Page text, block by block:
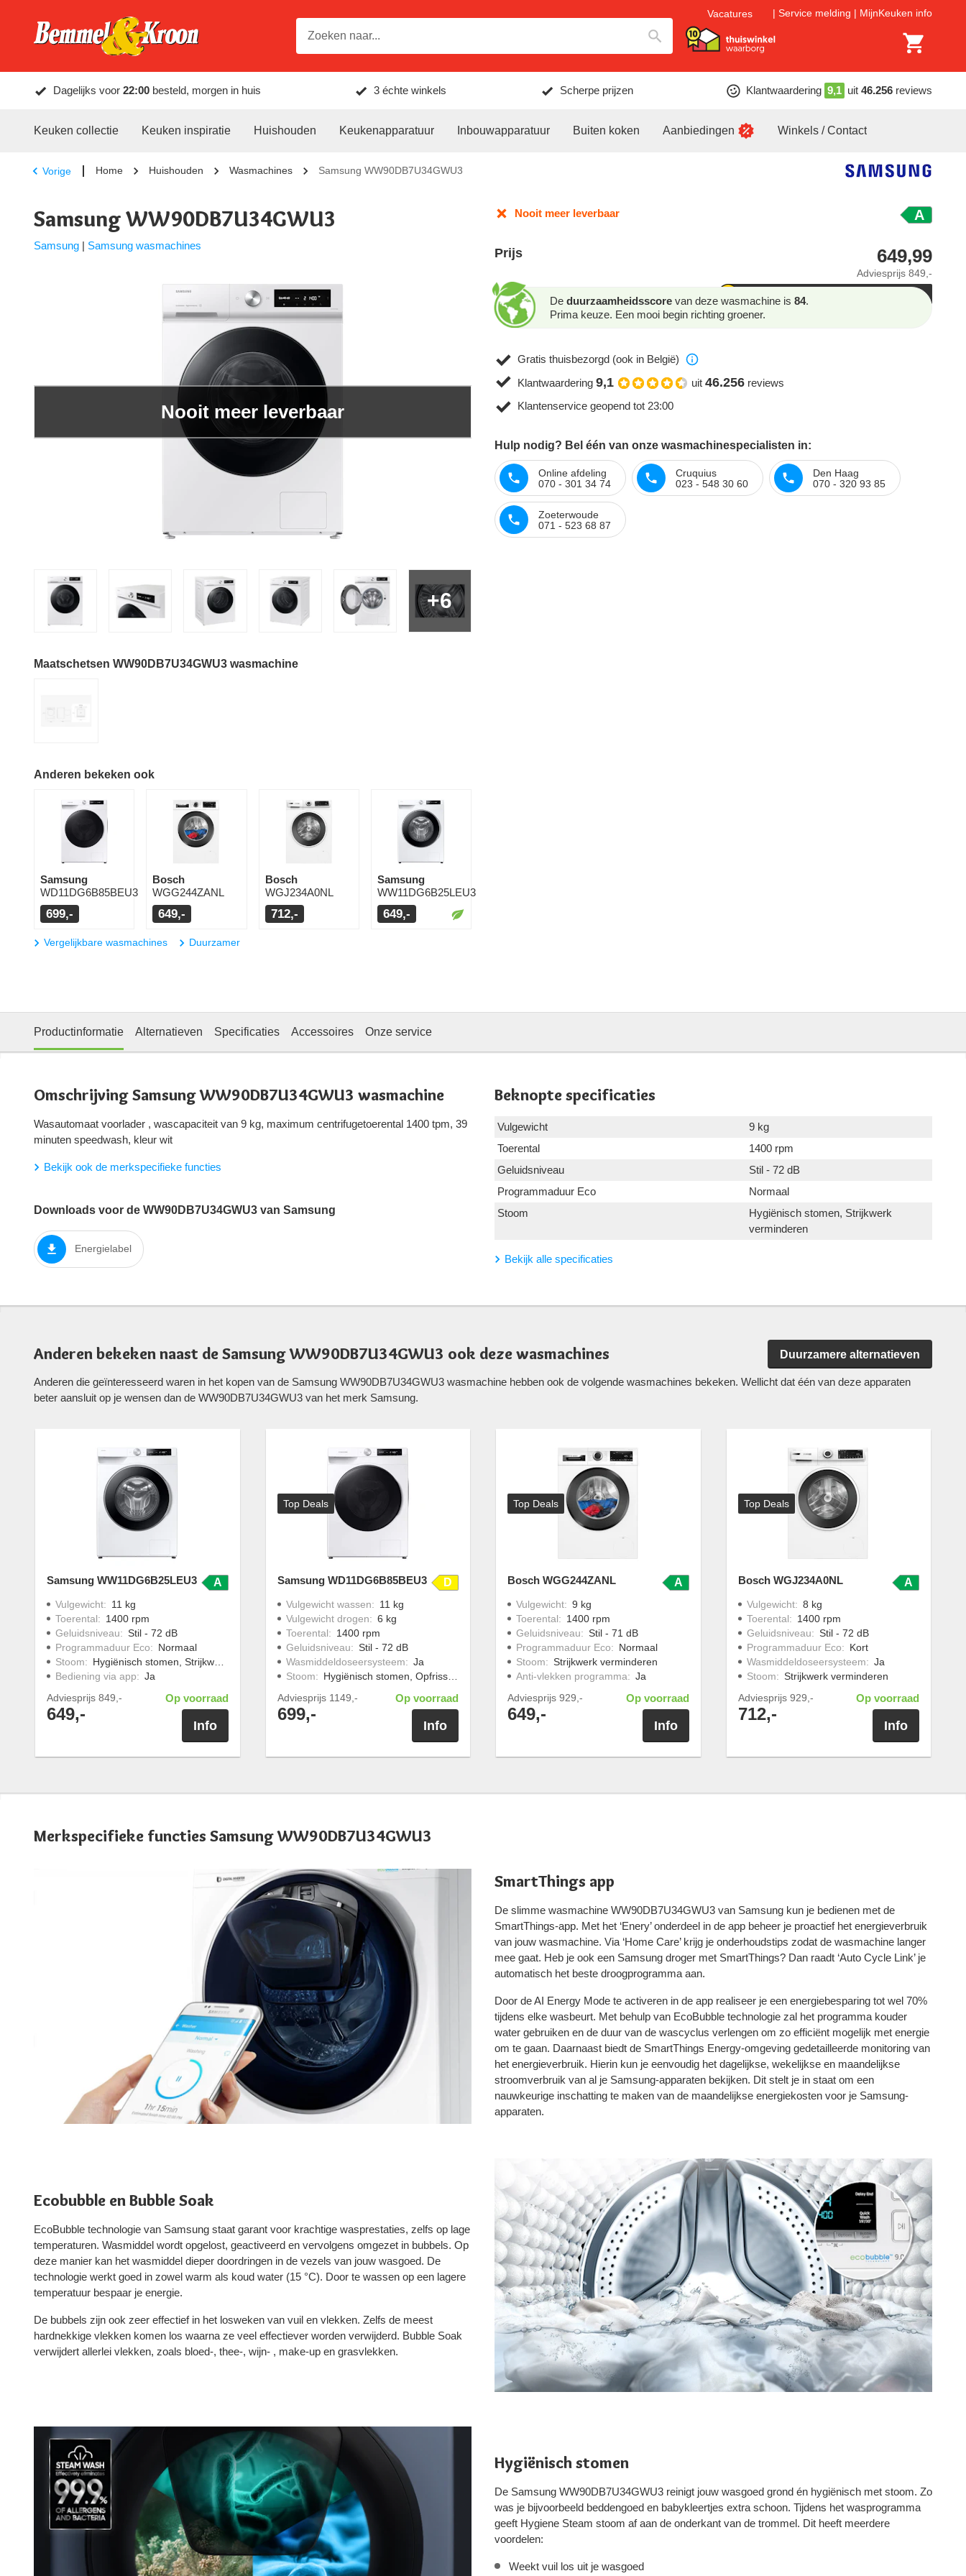
Vacatures Service melding MijnKeuken info
Dagelijks voor 22:00 besteld, morgen in huis 3 échte winkels Scherpe prijzen Klantwaardering 9,1 uit 46.256 reviews
Keuken collectie Keuken inspiratie Huishouden Keukenapparatuur Inbouwapparatuur Buiten koken Aanbiedingen Winkels / Contact
Vorige Home Huishouden Wasmachines Samsung WW90DB7U34GWU3
Samsung WW90DB7U34GWU3
Samsung | Samsung wasmachines
+6
Nooit meer leverbaar
Maatschetsen WW90DB7U34GWU3 wasmachine
Anderen bekeken ook
Samsung
WD11DG6B85BEU3
699,-
Bosch
WGG244ZANL
649,-
Bosch
WGJ234A0NL
712,-
Samsung
WW11DG6B25LEU3
649,-
Vergelijkbare wasmachines Duurzamer
Nooit meer leverbaar A
Prijs
Adviesprijs 849,-
649,99
De duurzaamheidsscore van deze wasmachine is 84.
Prima keuze. Een mooi begin richting groener.
Gratis thuisbezorgd (ook in België)
Klantwaardering 9,1 uit 46.256 reviews
Klantenservice geopend tot 23:00
Hulp nodig? Bel één van onze wasmachinespecialisten in:
Online afdeling
070 - 301 34 74
Cruquius
023 - 548 30 60
Den Haag
070 - 320 93 85
Zoeterwoude
071 - 523 68 87
Productinformatie Alternatieven Specificaties Accessoires Onze service
Omschrijving Samsung WW90DB7U34GWU3 wasmachine
Wasautomaat voorlader , wascapaciteit van 9 kg, maximum centrifugetoerental 1400 tpm, 39
minuten speedwash, kleur wit
Bekijk ook de merkspecifieke functies
Downloads voor de WW90DB7U34GWU3 van Samsung
Energielabel
Beknopte specificaties
Vulgewicht
9 kg
Toerental
1400 rpm
Geluidsniveau
Stil - 72 dB
Programmaduur Eco
Normaal
Stoom
Hygiënisch stomen, Strijkwerk
verminderen
Bekijk alle specificaties
Anderen bekeken naast de Samsung WW90DB7U34GWU3 ook deze wasmachines Duurzamere alternatieven
Anderen die geïnteresseerd waren in het kopen van de Samsung WW90DB7U34GWU3 wasmachine hebben ook de volgende wasmachines bekeken. Wellicht dat één van deze apparaten
beter aansluit op je wensen dan de WW90DB7U34GWU3 van het merk Samsung.
Samsung WW11DG6B25LEU3 A
Vulgewicht: 11 kg
Toerental: 1400 rpm
Geluidsniveau: Stil - 72 dB
Programmaduur Eco: Normaal
Stoom: Hygiënisch stomen, Strijkwerk verminderen
Bediening via app: Ja
Adviesprijs 849,-
649,-
Op voorraad
Info
Top Deals
Samsung WD11DG6B85BEU3 D
Vulgewicht wassen: 11 kg
Vulgewicht drogen: 6 kg
Toerental: 1400 rpm
Geluidsniveau: Stil - 72 dB
Wasmiddeldoseersysteem: Ja
Stoom: Hygiënisch stomen, Opfrissen met stoom, Strijkwerk verminderen
Adviesprijs 1149,-
699,-
Op voorraad
Info
Top Deals
Bosch WGG244ZANL A
Vulgewicht: 9 kg
Toerental: 1400 rpm
Geluidsniveau: Stil - 71 dB
Programmaduur Eco: Normaal
Stoom: Strijkwerk verminderen
Anti-vlekken programma: Ja
Adviesprijs 929,-
649,-
Op voorraad
Info
Top Deals
Bosch WGJ234A0NL A
Vulgewicht: 8 kg
Toerental: 1400 rpm
Geluidsniveau: Stil - 72 dB
Programmaduur Eco: Kort
Wasmiddeldoseersysteem: Ja
Stoom: Strijkwerk verminderen
Adviesprijs 929,-
712,-
Op voorraad
Info
Merkspecifieke functies Samsung WW90DB7U34GWU3
SmartThings app
De slimme wasmachine WW90DB7U34GWU3 van Samsung kun je bedienen met de
SmartThings-app. Met het ‘Enery’ onderdeel in de app beheer je proactief het energieverbruik
van jouw wasmachine. Via ‘Home Care’ krijg je onderhoudstips zodat de wasmachine langer
mee gaat. Heb je ook een Samsung droger met SmartThings? Dan raadt ‘Auto Cycle Link’ je
automatisch het beste droogprogramma aan.
Door de AI Energy Mode te activeren in de app realiseer je een energiebesparing tot wel 70%
tijdens elke wasbeurt. Met behulp van EcoBubble technologie zal het programma kouder
water gebruiken en de duur van de wascyclus verlengen om zo efficiënt mogelijk met energie
om te gaan. Daarnaast biedt de SmartThings Energy-omgeving gedetailleerde monitoring van
het energieverbruik. Hierin kun je eenvoudig het dagelijkse, wekelijkse en maandelijkse
stroomverbruik van al je Samsung-apparaten bekijken. Dit stelt je in staat om een
nauwkeurige inschatting te maken van de maandelijkse energiekosten voor je Samsung-
apparaten.
Ecobubble en Bubble Soak
EcoBubble technologie van Samsung staat garant voor krachtige wasprestaties, zelfs op lage
temperaturen. Wasmiddel wordt opgelost, geactiveerd en vervolgens omgezet in bubbels. Op
deze manier kan het wasmiddel dieper doordringen in de vezels van jouw wasgoed. De
technologie werkt goed in zowel warm als koud water (15 °C). Door te wassen op een lagere
temperatuur bespaar je energie.
De bubbels zijn ook zeer effectief in het losweken van vuil en vlekken. Zelfs de meest
hardnekkige vlekken komen los waarna ze veel effectiever worden verwijderd. Bubble Soak
verwijdert allerlei vlekken, zoals bloed-, thee-, wijn- , make-up en grasvlekken.
Hygiënisch stomen
De Samsung WW90DB7U34GWU3 reinigt jouw wasgoed grond én hygiënisch met stoom. Zo
was je bijvoorbeeld beddengoed en babykleertjes extra schoon. Tijdens het wasprogramma
geeft Hygiene Steam stoom af aan de onderkant van de trommel. Dit heeft meerdere
voordelen:
Weekt vuil los uit je wasgoed